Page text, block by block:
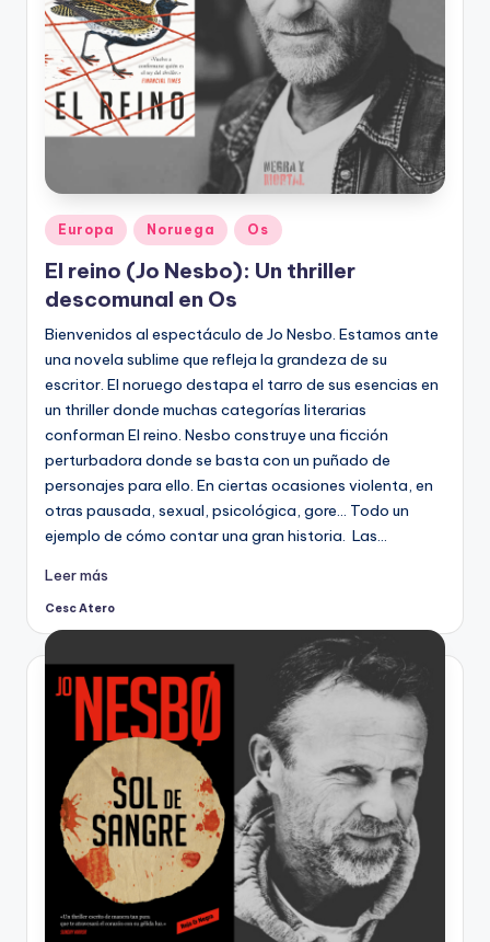
Publicado
en
Europa Noruega Os
El reino (Jo Nesbo): Un thriller
descomunal en Os
Bienvenidos al espectáculo de Jo Nesbo. Estamos ante
una novela sublime que refleja la grandeza de su
escritor. El noruego destapa el tarro de sus esencias en
un thriller donde muchas categorías literarias
conforman El reino. Nesbo construye una ficción
perturbadora donde se basta con un puñado de
personajes para ello. En ciertas ocasiones violenta, en
otras pausada, sexual, psicológica, gore… Todo un
ejemplo de cómo contar una gran historia. Las…
Leer más
Publicado
por
Cesc Atero